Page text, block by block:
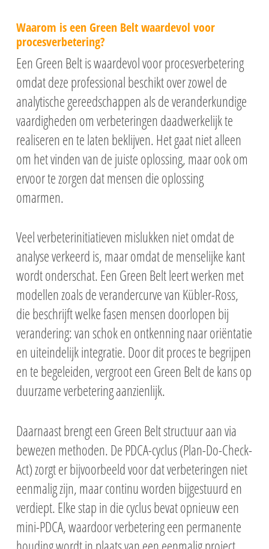
Waarom is een Green Belt waardevol voor
procesverbetering?
Een Green Belt is waardevol voor procesverbetering
omdat deze professional beschikt over zowel de
analytische gereedschappen als de veranderkundige
vaardigheden om verbeteringen daadwerkelijk te
realiseren en te laten beklijven. Het gaat niet alleen
om het vinden van de juiste oplossing, maar ook om
ervoor te zorgen dat mensen die oplossing
omarmen.
Veel verbeterinitiatieven mislukken niet omdat de
analyse verkeerd is, maar omdat de menselijke kant
wordt onderschat. Een Green Belt leert werken met
modellen zoals de verandercurve van Kübler-Ross,
die beschrijft welke fasen mensen doorlopen bij
verandering: van schok en ontkenning naar oriëntatie
en uiteindelijk integratie. Door dit proces te begrijpen
en te begeleiden, vergroot een Green Belt de kans op
duurzame verbetering aanzienlijk.
Daarnaast brengt een Green Belt structuur aan via
bewezen methoden. De PDCA-cyclus (Plan-Do-Check-
Act) zorgt er bijvoorbeeld voor dat verbeteringen niet
eenmalig zijn, maar continu worden bijgestuurd en
verdiept. Elke stap in die cyclus bevat opnieuw een
mini-PDCA, waardoor verbetering een permanente